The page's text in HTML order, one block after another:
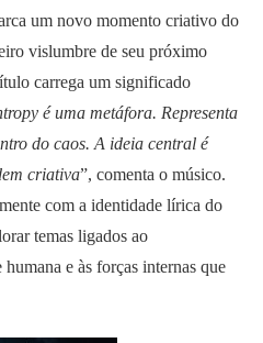
um novo momento criativo do
vislumbre de seu próximo
carrega um significado
é uma metáfora. Representa
do caos. A ideia central é
criativa”, comenta o músico.
com a identidade lírica do
temas ligados ao
e às forças internas que